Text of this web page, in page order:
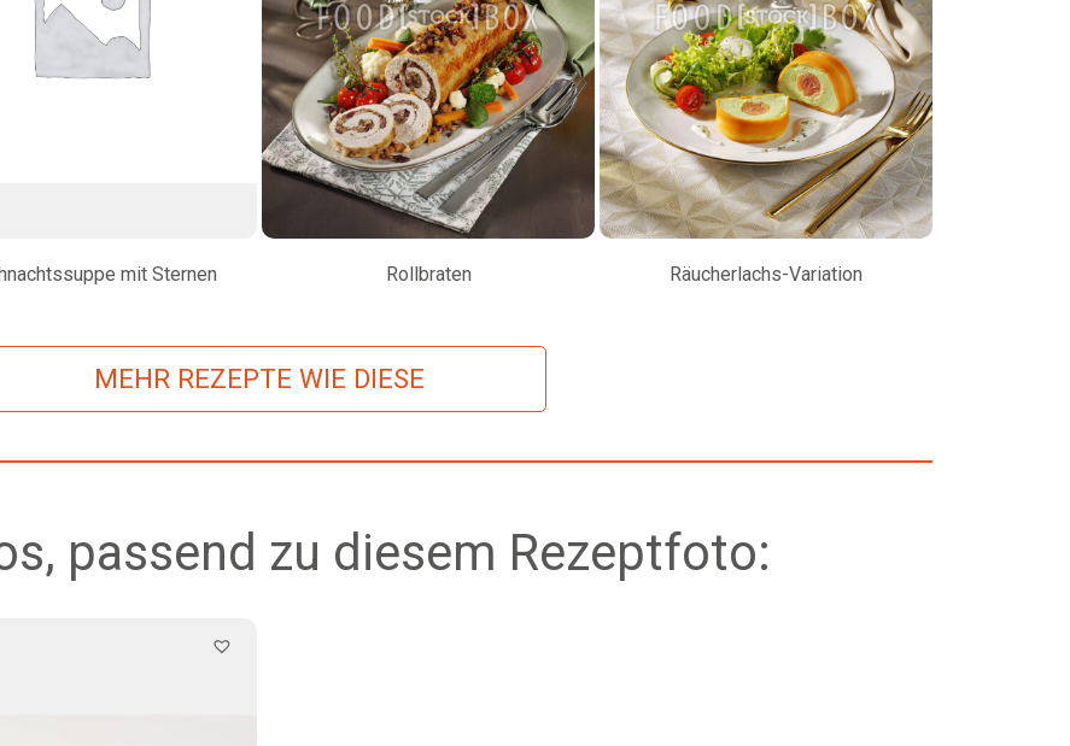
mit Sternen Rollbraten Räucherlachs-Variation
MEHR REZEPTE WIE DIESE
passend zu diesem Rezeptfoto: